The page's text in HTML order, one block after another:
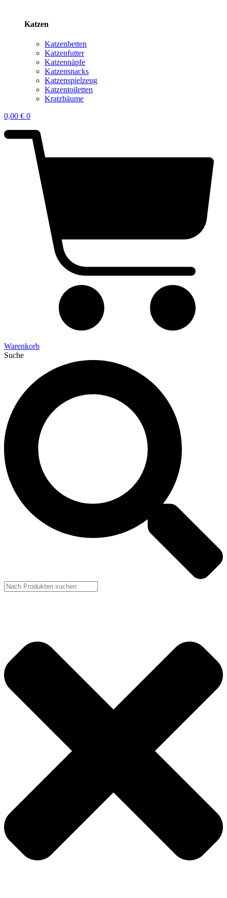
Katzen
Katzenbetten
Katzenfutter
Katzennäpfe
Katzensnacks
Katzenspielzeug
Katzentoiletten
Kratzbäume
0,00 € 0
Warenkorb
Suche